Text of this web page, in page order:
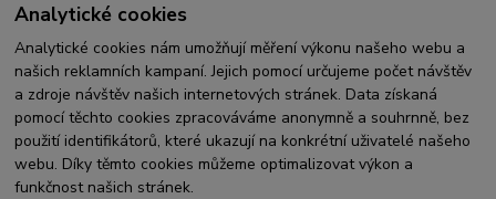
Analytické cookies
Analytické cookies nám umožňují měření výkonu našeho webu a
našich reklamních kampaní. Jejich pomocí určujeme počet návštěv
a zdroje návštěv našich internetových stránek. Data získaná
pomocí těchto cookies zpracováváme anonymně a souhrnně, bez
použití identifikátorů, které ukazují na konkrétní uživatelé našeho
webu. Díky těmto cookies můžeme optimalizovat výkon a
funkčnost našich stránek.